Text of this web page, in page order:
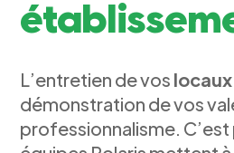
L’entretien de vos locaux
démonstration de vos
professionnalisme.